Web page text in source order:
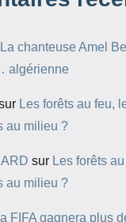
La chanteuse Amel
algérienne
Les forêts au feu,
au milieu ?
sur Les forêts
au milieu ?
FIFA gagnera plus